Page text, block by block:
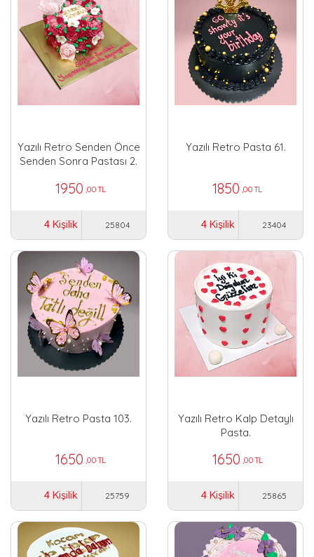
Yazılı Retro Senden Önce
Senden Sonra Pastası 2.
1950 ,00 TL
4 Kişilik 25804
Yazılı Retro Pasta 61.
1850 ,00 TL
4 Kişilik 23404
Yazılı Retro Pasta 103.
1650 ,00 TL
4 Kişilik 25759
Yazılı Retro Kalp Detaylı
Pasta.
1650 ,00 TL
4 Kişilik 25865